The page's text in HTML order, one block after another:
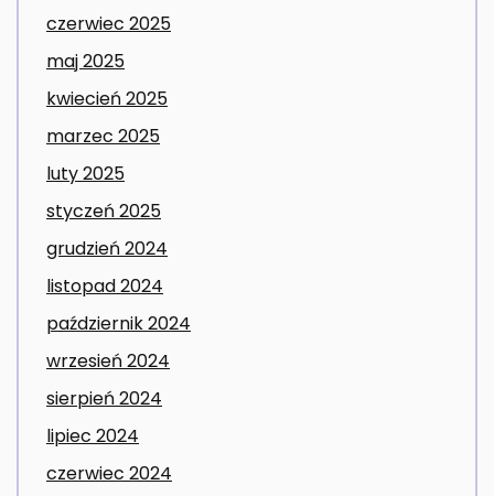
czerwiec 2025
maj 2025
kwiecień 2025
marzec 2025
luty 2025
styczeń 2025
grudzień 2024
listopad 2024
październik 2024
wrzesień 2024
sierpień 2024
lipiec 2024
czerwiec 2024